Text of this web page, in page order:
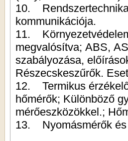
10.
kommunikációja.
11. Környezetvédelem és biztonság autóelektronikai érzékelőkkel
megvalósítva; ABS,
szabályozása,
Részecskeszűrők.
12. Termikus érzékelők és alkalmazásaik; Kontakt és
hőmérők; Különböző gyártók termékeinek
13. Nyomásmérők és